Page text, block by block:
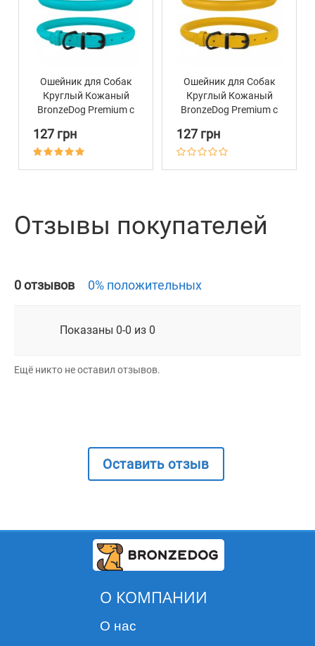
Ошейник для Собак
Круглый Кожаный
BronzeDog Premium с
Фурнитурой Голубой
127 грн
Ошейник для Собак
Круглый Кожаный
BronzeDog Premium с
Фурнитурой
Горчичный
127 грн
Отзывы покупателей
0 отзывов 0% положительных
Показаны 0-0 из 0
Ещё никто не оставил отзывов.
Оставить отзыв
О КОМПАНИИ
О нас